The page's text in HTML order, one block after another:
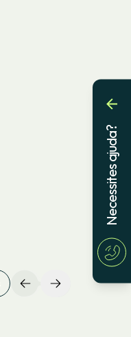
Necessites ajuda?